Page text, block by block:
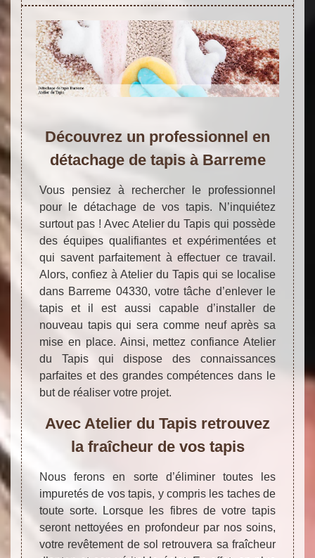
Découvrez un professionnel en
détachage de tapis à Barreme
Vous pensiez à rechercher le professionnel
pour le détachage de vos tapis. N’inquiétez
surtout pas ! Avec Atelier du Tapis qui possède
des équipes qualifiantes et expérimentées et
qui savent parfaitement à effectuer ce travail.
Alors, confiez à Atelier du Tapis qui se localise
dans Barreme 04330, votre tâche d’enlever le
tapis et il est aussi capable d’installer de
nouveau tapis qui sera comme neuf après sa
mise en place. Ainsi, mettez confiance Atelier
du Tapis qui dispose des connaissances
parfaites et des grandes compétences dans le
but de réaliser votre projet.
Avec Atelier du Tapis retrouvez
la fraîcheur de vos tapis
Nous ferons en sorte d’éliminer toutes les
impuretés de vos tapis, y compris les taches de
toute sorte. Lorsque les fibres de votre tapis
seront nettoyées en profondeur par nos soins,
votre revêtement de sol retrouvera sa fraîcheur